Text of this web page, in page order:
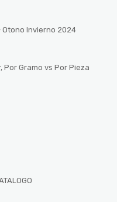
Otono Invierno 2024
Por Gramo vs Por Pieza